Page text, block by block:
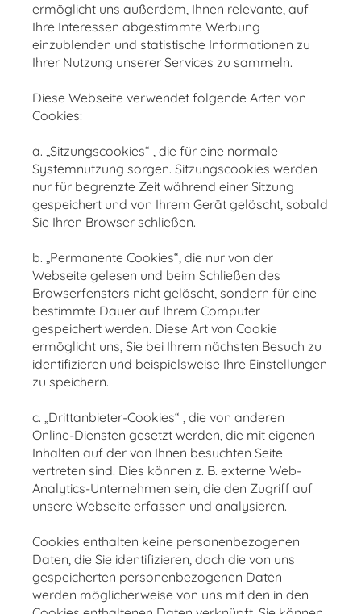
ermöglicht uns außerdem, Ihnen relevante, auf
Ihre Interessen abgestimmte Werbung
einzublenden und statistische Informationen zu
Ihrer Nutzung unserer Services zu sammeln.
Diese Webseite verwendet folgende Arten von
Cookies:
a. „Sitzungscookies“ , die für eine normale
Systemnutzung sorgen. Sitzungscookies werden
nur für begrenzte Zeit während einer Sitzung
gespeichert und von Ihrem Gerät gelöscht, sobald
Sie Ihren Browser schließen.
b. „Permanente Cookies“, die nur von der
Webseite gelesen und beim Schließen des
Browserfensters nicht gelöscht, sondern für eine
bestimmte Dauer auf Ihrem Computer
gespeichert werden. Diese Art von Cookie
ermöglicht uns, Sie bei Ihrem nächsten Besuch zu
identifizieren und beispielsweise Ihre Einstellungen
zu speichern.
c. „Drittanbieter-Cookies“ , die von anderen
Online-Diensten gesetzt werden, die mit eigenen
Inhalten auf der von Ihnen besuchten Seite
vertreten sind. Dies können z. B. externe Web-
Analytics-Unternehmen sein, die den Zugriff auf
unsere Webseite erfassen und analysieren.
Cookies enthalten keine personenbezogenen
Daten, die Sie identifizieren, doch die von uns
gespeicherten personenbezogenen Daten
werden möglicherweise von uns mit den in den